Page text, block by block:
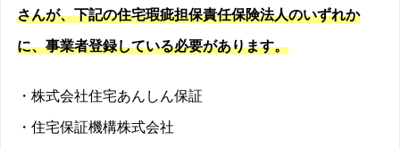
さんが、下記の住宅瑕疵担保責任保険法人のいずれか
に、事業者登録している必要があります。
・株式会社住宅あんしん保証
・住宅保証機構株式会社